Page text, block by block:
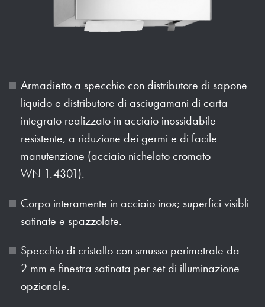
Armadietto a specchio con distributore di sapone
liquido e distributore di asciugamani di carta
integrato realizzato in acciaio inossidabile
resistente, a riduzione dei germi e di facile
manutenzione (acciaio nichelato cromato
WN 1.4301).
Corpo interamente in acciaio inox; superfici visibli
satinate e spazzolate.
Specchio di cristallo con smusso perimetrale da
2 mm e finestra satinata per set di illuminazione
opzionale.